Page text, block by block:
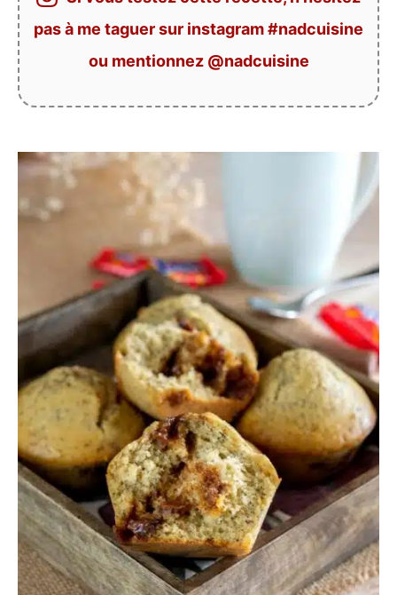
pas à me taguer sur instagram #nadcuisine
ou mentionnez @nadcuisine